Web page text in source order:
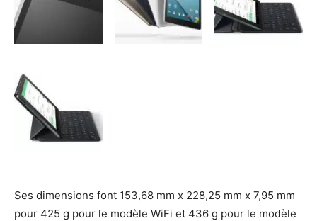
Ses dimensions font 153,68 mm x 228,25 mm x 7,95 mm
pour 425 g pour le modèle WiFi et 436 g pour le modèle